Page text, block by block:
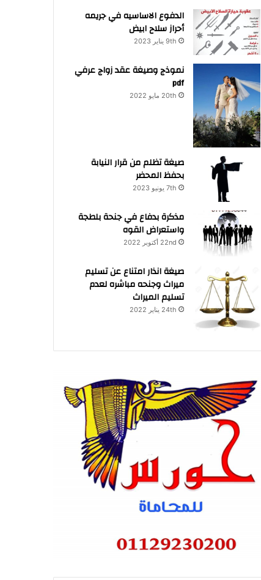
الدفوع الاساسيه في جريمه
أحراز سلاح ابيض
9th يناير 2023
نموذج وصيغة عقد زواج عرفي
pdf
20th مايو 2022
صيغة تظلم من قرار النيابة
بحفظ المحضر
7th يونيو 2023
مذكرة بدفاع في جنحة بلطجة
واستعراض القوه
22nd أكتوبر 2022
صيغة انذار امتناع عن تسليم
ميراث وجنحه مباشره لعدم
تسليم الميراث
24th يناير 2022